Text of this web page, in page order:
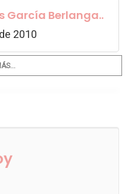
García Berlanga..
2010